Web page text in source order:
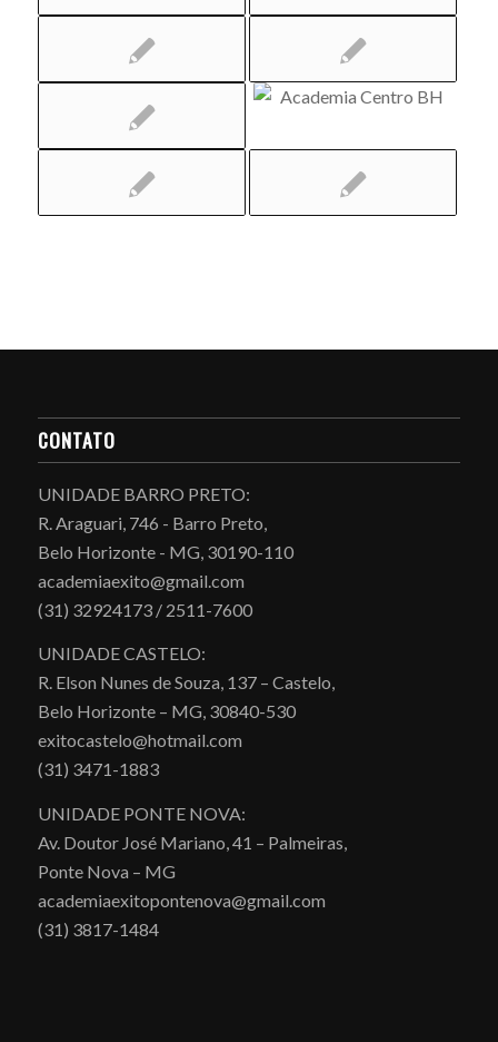
CONTATO
UNIDADE BARRO PRETO:
R. Araguari, 746 - Barro Preto,
Belo Horizonte - MG, 30190-110
academiaexito@gmail.com
(31) 32924173 / 2511-7600
UNIDADE CASTELO:
R. Elson Nunes de Souza, 137 – Castelo,
Belo Horizonte – MG, 30840-530
exitocastelo@hotmail.com
(31) 3471-1883
UNIDADE PONTE NOVA:
Av. Doutor José Mariano, 41 – Palmeiras,
Ponte Nova – MG
academiaexitopontenova@gmail.com
(31) 3817-1484